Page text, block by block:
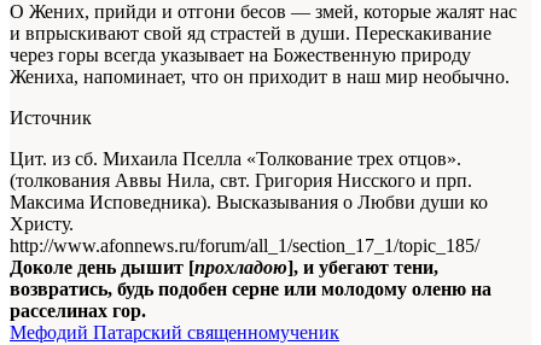
О Жених, прийди и отгони бесов — змей, которые жалят нас
и впрыскивают свой яд страстей в души. Перескакивание
через горы всегда указывает на Божественную природу
Жениха, напоминает, что он приходит в наш мир необычно.
Источник
Цит. из сб. Михаила Пселла «Толкование трех отцов».
(толкования Аввы Нила, свт. Григория Нисского и прп.
Максима Исповедника). Высказывания о Любви души ко
Христу.
http://www.afonnews.ru/forum/all_1/section_17_1/topic_185/
Доколе день дышит [прохладою], и убегают тени,
возвратись, будь подобен серне или молодому оленю на
расселинах гор.
Мефодий Патарский священномученик